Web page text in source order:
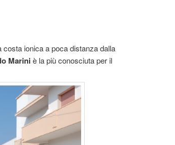
ionica a poca distanza dalla
Mariniè la più conosciuta per il